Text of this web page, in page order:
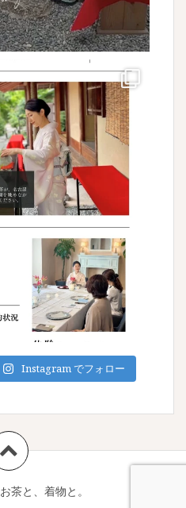
Instagram でフォロー
お茶と、着物と。